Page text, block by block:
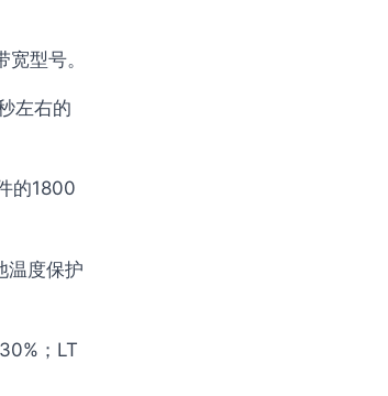
型号。
左右的
的1800
温度保护
；LT